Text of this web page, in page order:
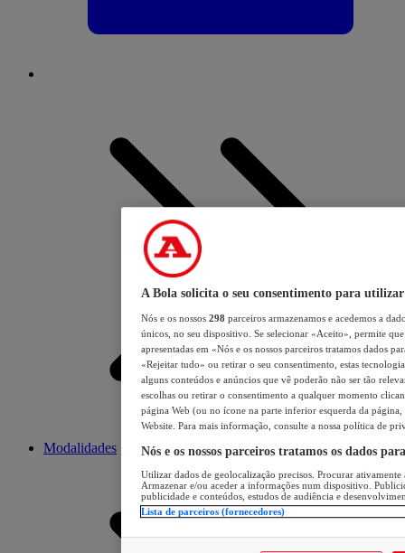
Modalidades
A Bola solicita o seu consentimento para utilizar
Nós e os nossos 298 parceiros armazenamos e acedemos a
únicos, no seu dispositivo. Se selecionar «Aceito», permite
apresentadas em «Nós e os nossos parceiros tratamos dados
«Rejeitar tudo» ou retirar o seu consentimento, estas
alguns conteúdos e anúncios que vê poderão não ser tão
escolhas ou retirar o consentimento a qualquer momento
página Web (ou no ícone na parte inferior esquerda da página,
Website. Para mais informação, consulte a nossa política de
Nós e os nossos parceiros tratamos os dados
Utilizar dados de geolocalização precisos. Procurar
Armazenar e/ou aceder a informações num dispositivo.
publicidade e conteúdos, estudos de audiência e
Lista de parceiros (fornecedores)